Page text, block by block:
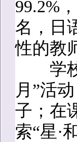
99.2%
名，日
性的教
学校
月”活
子；在
索“星·